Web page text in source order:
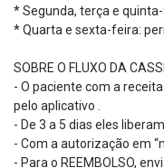
* Segunda, terça e
* Quarta e sexta-feira:
SOBRE O FLUXO DA CASSI
- O paciente com a
pelo aplicativo .
- De 3 a 5 dias eles
- Com a autorização em
- Para o REEMBOLSO,